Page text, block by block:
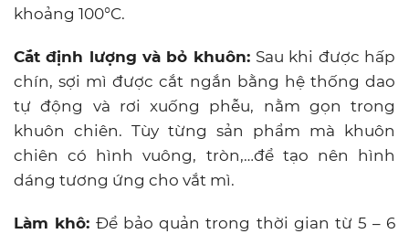
khoảng 100°C.
Cắt định lượng và bỏ khuôn: Sau khi được hấp
chín, sợi mì được cắt ngắn bằng hệ thống dao
tự động và rơi xuống phễu, nằm gọn trong
khuôn chiên. Tùy từng sản phẩm mà khuôn
chiên có hình vuông, tròn,…để tạo nên hình
dáng tương ứng cho vắt mì.
Làm khô:Để bảo quản trong thời gian từ 5 – 6